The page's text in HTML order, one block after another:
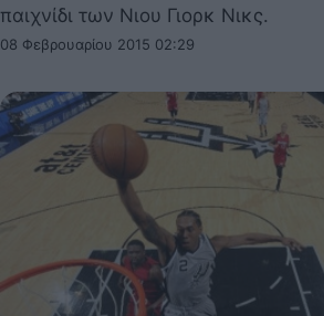
παιχνίδι των Νιου Γιορκ Νικς.
08 Φεβρουαρίου 2015 02:29